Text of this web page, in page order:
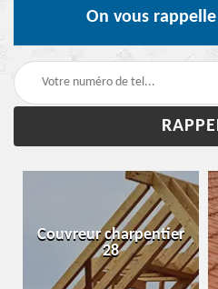
On vous
Couvreur charpentier
28